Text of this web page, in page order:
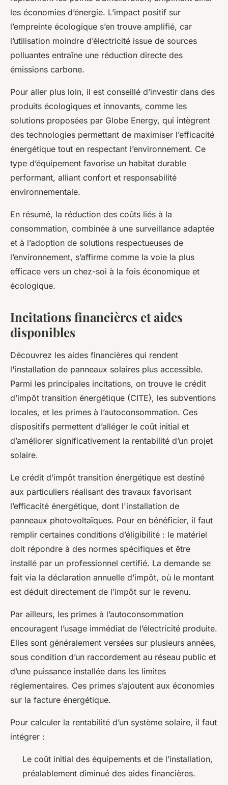
les économies d’énergie. L’impact positif sur
l’empreinte écologique s’en trouve amplifié, car
l’utilisation moindre d’électricité issue de sources
polluantes entraîne une réduction directe des
émissions carbone.
Pour aller plus loin, il est conseillé d’investir dans des
produits écologiques et innovants, comme les
solutions proposées par Globe Energy, qui intègrent
des technologies permettant de maximiser l’efficacité
énergétique tout en respectant l’environnement. Ce
type d’équipement favorise un habitat durable
performant, alliant confort et responsabilité
environnementale.
En résumé, la réduction des coûts liés à la
consommation, combinée à une surveillance adaptée
et à l’adoption de solutions respectueuses de
l’environnement, s’affirme comme la voie la plus
efficace vers un chez-soi à la fois économique et
écologique.
Incitations financières et aides
disponibles
Découvrez les aides financières qui rendent
l'installation de panneaux solaires plus accessible.
Parmi les principales incitations, on trouve le crédit
d’impôt transition énergétique (CITE), les subventions
locales, et les primes à l’autoconsommation. Ces
dispositifs permettent d’alléger le coût initial et
d’améliorer significativement la rentabilité d’un projet
solaire.
Le crédit d’impôt transition énergétique est destiné
aux particuliers réalisant des travaux favorisant
l’efficacité énergétique, dont l'installation de
panneaux photovoltaïques. Pour en bénéficier, il faut
remplir certaines conditions d’éligibilité : le matériel
doit répondre à des normes spécifiques et être
installé par un professionnel certifié. La demande se
fait via la déclaration annuelle d’impôt, où le montant
est déduit directement de l’impôt sur le revenu.
Par ailleurs, les primes à l’autoconsommation
encouragent l’usage immédiat de l’électricité produite.
Elles sont généralement versées sur plusieurs années,
sous condition d’un raccordement au réseau public et
d’une puissance installée dans les limites
réglementaires. Ces primes s’ajoutent aux économies
sur la facture énergétique.
Pour calculer la rentabilité d’un système solaire, il faut
intégrer :
Le coût initial des équipements et de l’installation,
préalablement diminué des aides financières.